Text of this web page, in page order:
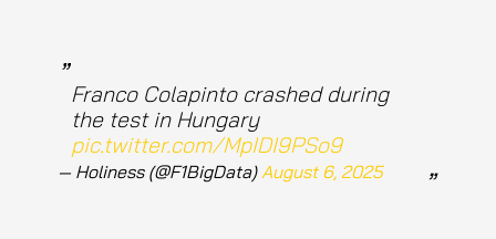
Franco Colapinto crashed during
the test in Hungary
pic.twitter.com/MpIDI9PSo9
— Holiness (@F1BigData) August 6, 2025